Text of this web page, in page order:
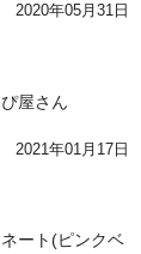
2020年05月31日
屋さん
2021年01月17日
ート(ピンクベ